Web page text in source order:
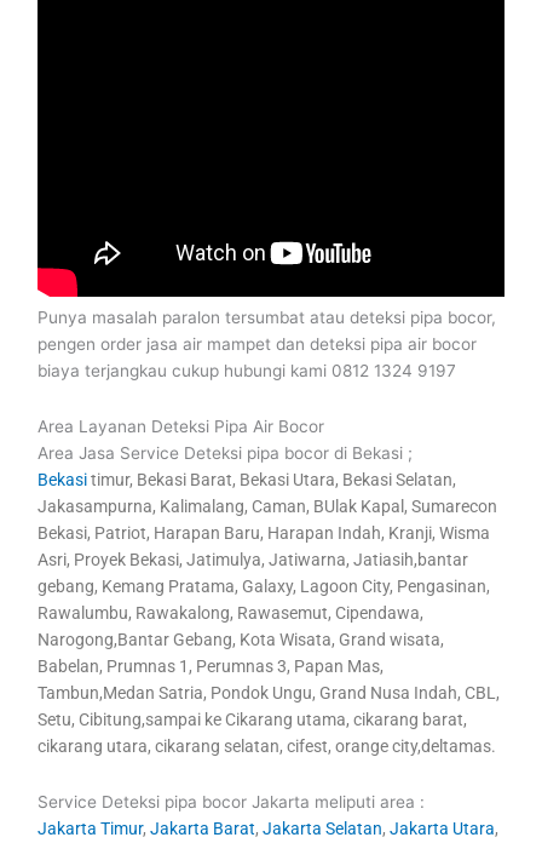
Punya masalah paralon tersumbat atau deteksi pipa bocor,
pengen order jasa air mampet dan deteksi pipa air bocor
biaya terjangkau cukup hubungi kami 0812 1324 9197
Area Layanan Deteksi Pipa Air Bocor
Area Jasa Service Deteksi pipa bocor di Bekasi ;
Bekasitimur, Bekasi Barat, Bekasi Utara, Bekasi Selatan,
Jakasampurna, Kalimalang, Caman, BUlak Kapal, Sumarecon
Bekasi, Patriot, Harapan Baru, Harapan Indah, Kranji, Wisma
Asri, Proyek Bekasi, Jatimulya, Jatiwarna, Jatiasih,bantar
gebang, Kemang Pratama, Galaxy, Lagoon City, Pengasinan,
Rawalumbu, Rawakalong, Rawasemut, Cipendawa,
Narogong,Bantar Gebang, Kota Wisata, Grand wisata,
Babelan, Prumnas 1, Perumnas 3, Papan Mas,
Tambun,Medan Satria, Pondok Ungu, Grand Nusa Indah, CBL,
Setu, Cibitung,sampai ke Cikarang utama, cikarang barat,
cikarang utara, cikarang selatan, cifest, orange city,deltamas.
Service Deteksi pipa bocor Jakarta meliputi area :
Jakarta Timur,Jakarta Barat,Jakarta Selatan,Jakarta Utara,